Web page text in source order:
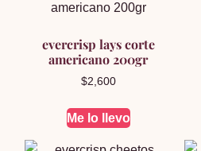
evercrisp lays corte
americano 200gr
$2,600
Me lo llevo